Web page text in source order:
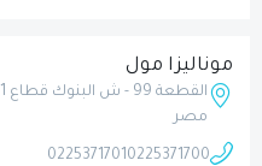
موناليزا مول
مصر
0225371700
0225371701